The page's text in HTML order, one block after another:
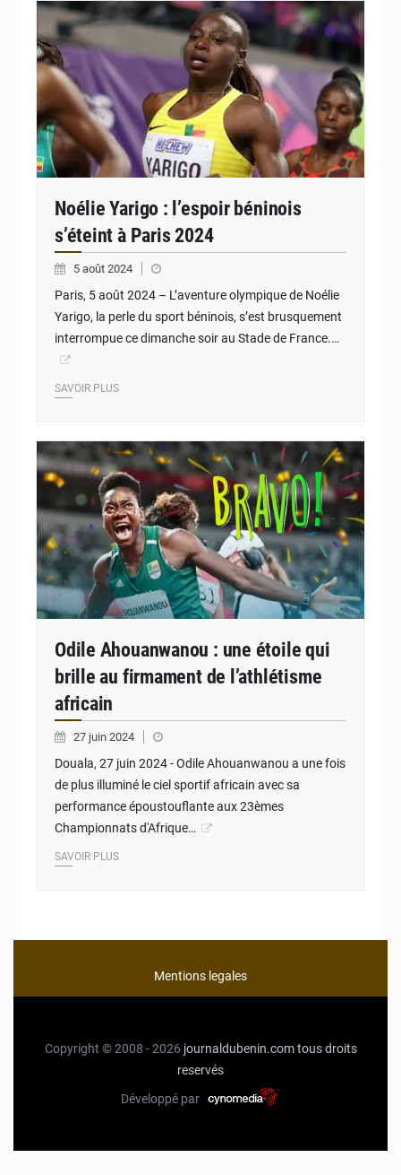
Noélie Yarigo : l’espoir béninois
s’éteint à Paris 2024
5 août 2024
Paris, 5 août 2024 – L’aventure olympique de Noélie
Yarigo, la perle du sport béninois, s’est brusquement
interrompue ce dimanche soir au Stade de France.…
SAVOIR PLUS
Odile Ahouanwanou : une étoile qui
brille au firmament de l’athlétisme
africain
27 juin 2024
Douala, 27 juin 2024 - Odile Ahouanwanou a une fois
de plus illuminé le ciel sportif africain avec sa
performance époustouflante aux 23èmes
Championnats d'Afrique…
SAVOIR PLUS
Mentions legales
Copyright © 2008 - 2026 journaldubenin.com tous droits
reservés
Développé par